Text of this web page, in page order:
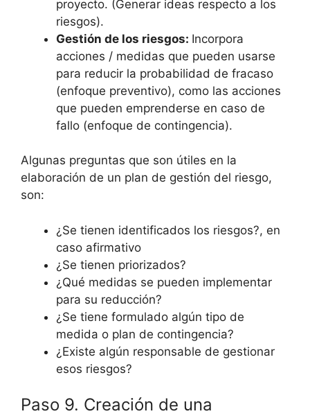
proyecto. (Generar ideas respecto a los
riesgos).
Gestión de los riesgos: Incorpora
acciones / medidas que pueden usarse
para reducir la probabilidad de fracaso
(enfoque preventivo), como las acciones
que pueden emprenderse en caso de
fallo (enfoque de contingencia).
Algunas preguntas que son útiles en la
elaboración de un plan de gestión del riesgo,
son:
¿Se tienen identificados los riesgos?, en
caso afirmativo
¿Se tienen priorizados?
¿Qué medidas se pueden implementar
para su reducción?
¿Se tiene formulado algún tipo de
medida o plan de contingencia?
¿Existe algún responsable de gestionar
esos riesgos?
Paso 9. Creación de una